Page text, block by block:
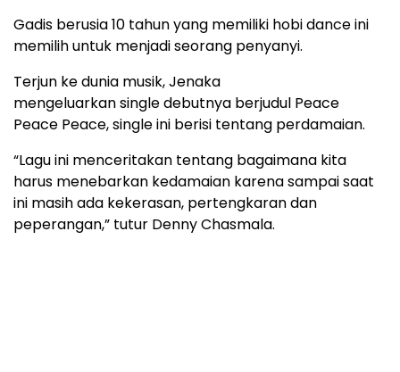
Gadis berusia 10 tahun yang memiliki hobi dance ini
memilih untuk menjadi seorang penyanyi.
Terjun ke dunia musik, Jenaka
mengeluarkan single debutnya berjudul Peace
Peace Peace, single ini berisi tentang perdamaian.
“Lagu ini menceritakan tentang bagaimana kita
harus menebarkan kedamaian karena sampai saat
ini masih ada kekerasan, pertengkaran dan
peperangan,” tutur Denny Chasmala.